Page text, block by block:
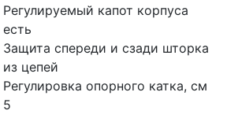
Регулируемый капот корпуса
есть
Защита спереди и сзади шторка
из цепей
Регулировка опорного катка, см
5